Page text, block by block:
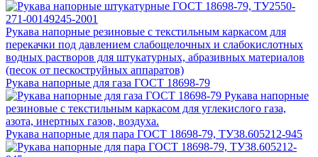
Рукава напорные резиновые с текстильным каркасом для
перекачки под давлением слабощелочных и слабокислотных
водных растворов для штукатурных, абразивных материалов
(песок от пескоструйных аппаратов)
Рукава напорные для газа ГОСТ 18698-79
Рукава напорные
резиновые с текстильным каркасом для углекислого газа,
азота, инертных газов, воздуха.
Рукава напорные для пара ГОСТ 18698-79, ТУ38.605212-945